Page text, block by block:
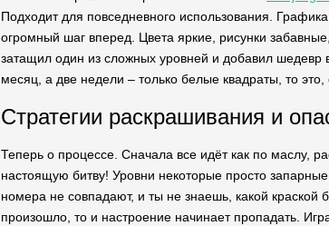
Подходит для повседневного использования.
огромный шаг вперед. Цвета яркие, рисунки
затащил один из сложных уровней и добавил шедевр
месяц, а две недели – только белые квадраты, то это,
Стратегии раскрашивания и
Теперь о процессе. Сначала все идёт как по маслу,
настоящую битву! Уровни некоторые просто
номера не совпадают, и ты не знаешь, какой краской
произошло, то и настроение начинает пропадать.